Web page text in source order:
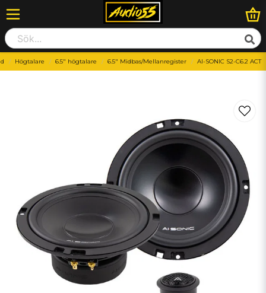
Högtalare 6.5" högtalare 6.5" Midbas/Mellanregister AI-SONIC S2-C6.2 ACT